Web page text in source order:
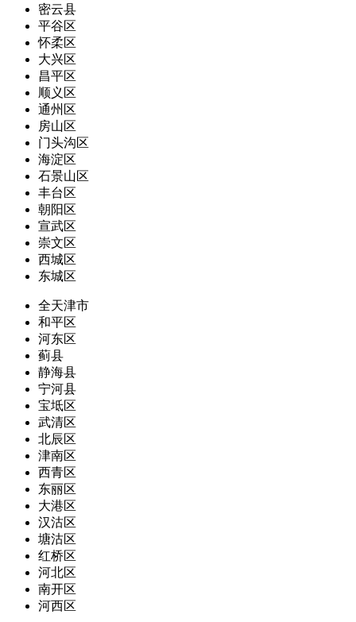
密云县
平谷区
怀柔区
大兴区
昌平区
顺义区
通州区
房山区
门头沟区
海淀区
石景山区
丰台区
朝阳区
宣武区
崇文区
西城区
东城区
全天津市
和平区
河东区
蓟县
静海县
宁河县
宝坻区
武清区
北辰区
津南区
西青区
东丽区
大港区
汉沽区
塘沽区
红桥区
河北区
南开区
河西区